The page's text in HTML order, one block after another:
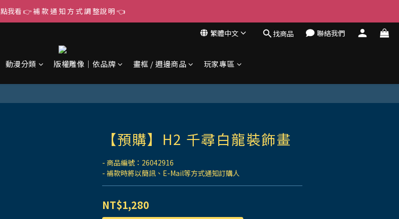
點我看 👉 補 款 通 知 方 式 調 整說 明 👈
繁體中文 找商品 聯絡我們
動漫分類 版權雕像｜依品牌 畫框 / 週邊商品 玩家專區
【預購】H2 千尋白龍裝飾畫
- 商品編號：26042916
- 補款時將以簡訊、E-Mail等方式通知訂購人
NT$1,280